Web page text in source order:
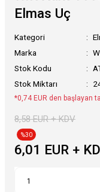
Elmas Uç
Kategori
Marka
Stok Kodu
Stok Miktarı
*0,74 EUR den başlayan
8,58 EUR + KDV
%30
6,01 EUR +